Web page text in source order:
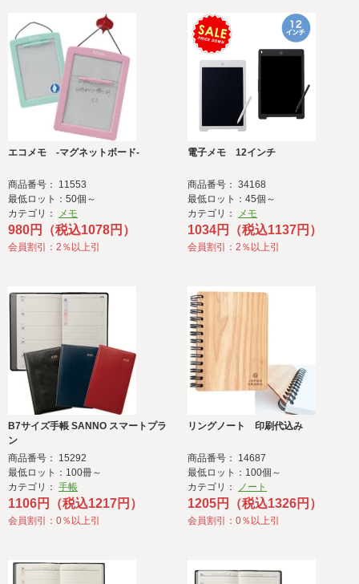
エコメモ -マグネットボード-
商品番号： 11553
最低ロット：50個～
カテゴリ：
メモ
980円（税込1078円）
会員割引：2％以上引
電子メモ 12インチ
商品番号： 34168
最低ロット：45個～
カテゴリ：
メモ
1034円（税込1137円）
会員割引：2％以上引
B7サイズ手帳 SANNO スマートプラ
ン
商品番号： 15292
最低ロット：100冊～
カテゴリ： 手帳
1106円（税込1217円）
会員割引：0％以上引
リングノート 印刷代込み
商品番号： 14687
最低ロット：100個～
カテゴリ：
ノート
1205円（税込1326円）
会員割引：0％以上引